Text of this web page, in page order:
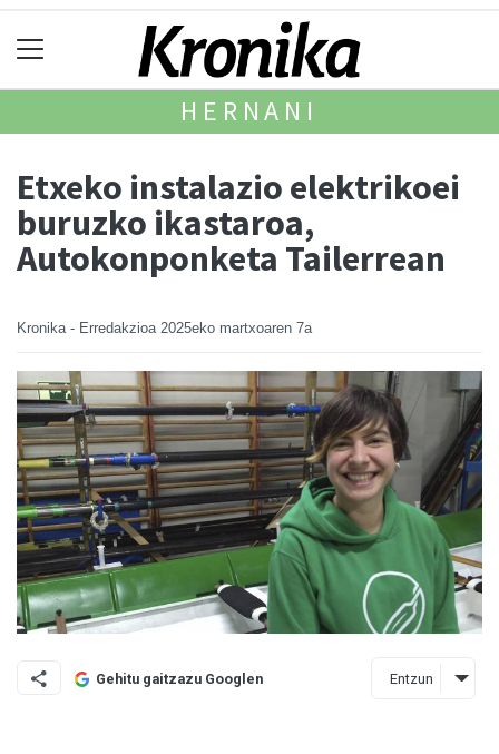
HERNANI
Etxeko instalazio elektrikoei
buruzko ikastaroa,
Autokonponketa Tailerrean
Kronika - Erredakzioa 2025eko martxoaren 7a
Gehitu gaitzazu Googlen Entzun